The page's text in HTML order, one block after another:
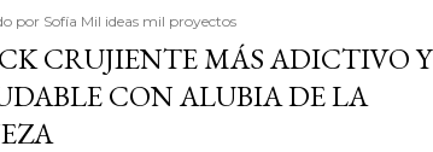
por Sofía Mil ideas mil proyectos
CRUJIENTE MÁS ADICTIVO Y
CON ALUBIA DE LA